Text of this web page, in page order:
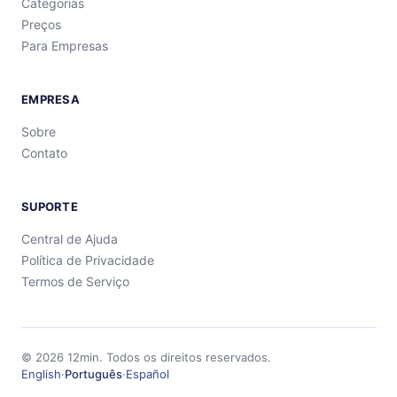
Preços
Para Empresas
EMPRESA
Sobre
Contato
SUPORTE
Central de Ajuda
Política de Privacidade
Termos de Serviço
© 2026 12min. Todos os direitos reservados.
English·Português·Español